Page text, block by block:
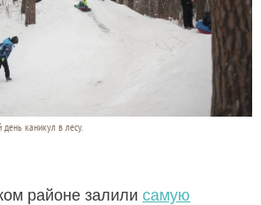
каникул в лесу.
районе залили самую